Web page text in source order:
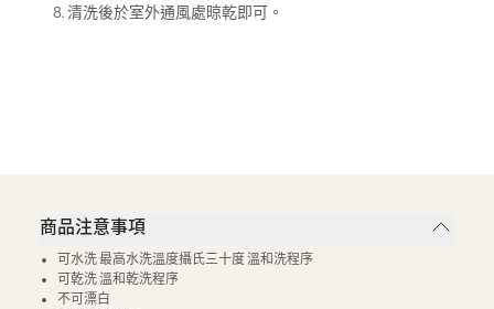
8. 清洗後於室外通風處晾乾即可。
商品注意事項
可水洗 最高水洗溫度攝氏三十度 溫和洗程序
可乾洗 溫和乾洗程序
不可漂白